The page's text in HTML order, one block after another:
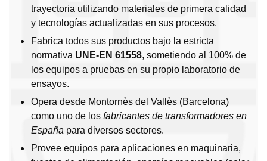
trayectoria utilizando materiales de primera calidad
y tecnologías actualizadas en sus procesos.
Fabrica todos sus productos bajo la estricta
normativa UNE-EN 61558, sometiendo al 100% de
los equipos a pruebas en su propio laboratorio de
ensayos.
Opera desde Montornès del Vallès (Barcelona)
como uno de los fabricantes de transformadores en
España para diversos sectores.
Provee equipos para aplicaciones en maquinaria,